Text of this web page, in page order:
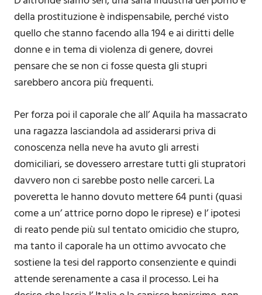
della prostituzione è indispensabile, perché visto
quello che stanno facendo alla 194 e ai diritti delle
donne e in tema di violenza di genere, dovrei
pensare che se non ci fosse questa gli stupri
sarebbero ancora più frequenti.
Per forza poi il caporale che all’ Aquila ha massacrato
una ragazza lasciandola ad assiderarsi priva di
conoscenza nella neve ha avuto gli arresti
domiciliari, se dovessero arrestare tutti gli stupratori
davvero non ci sarebbe posto nelle carceri. La
poveretta le hanno dovuto mettere 64 punti (quasi
come a un’ attrice porno dopo le riprese) e l’ ipotesi
di reato pende più sul tentato omicidio che stupro,
ma tanto il caporale ha un ottimo avvocato che
sostiene la tesi del rapporto consenziente e quindi
attende serenamente a casa il processo. Lei ha